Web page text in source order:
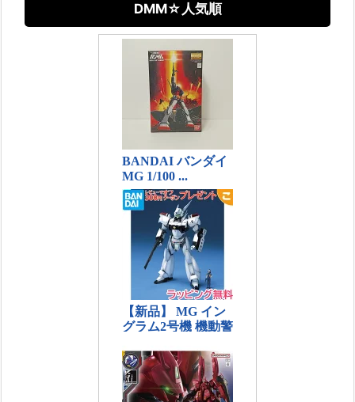
DMM☆人気順